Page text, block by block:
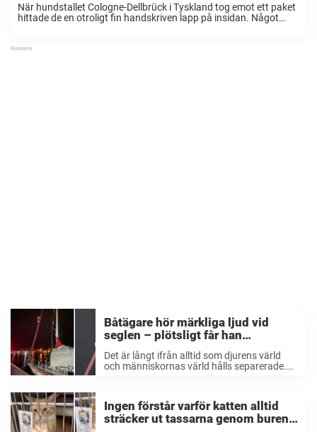
När hundstallet Cologne-Dellbrück i Tyskland tog emot ett paket
hittade de en otroligt fin handskriven lapp på insidan. Något
Båtägare hör märkliga ljud vid
seglen – plötsligt får han
ögonkontakt med märklig varelse i
nöd
Det är långt ifrån alltid som djurens värld
och människornas värld hålls separerade.
Ingen förstår varför katten alltid
sträcker ut tassarna genom buren